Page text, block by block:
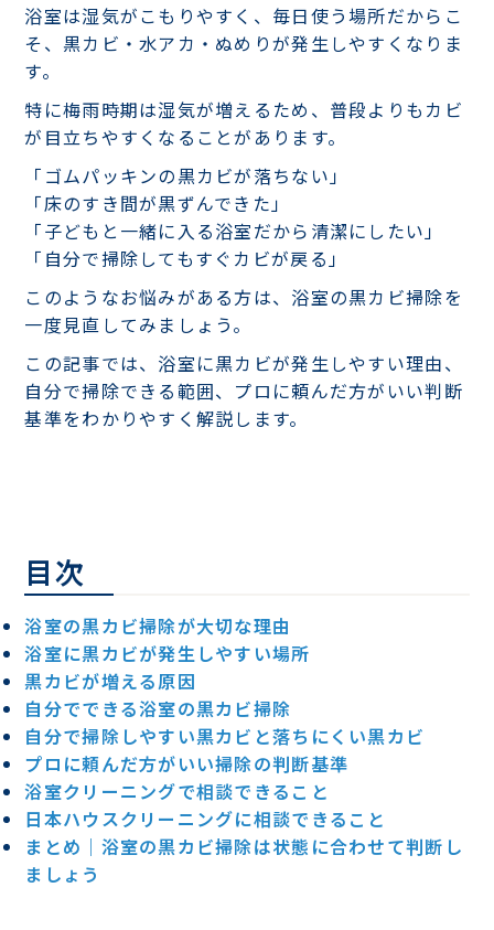
浴室は湿気がこもりやすく、毎日使う場所だからこ
そ、黒カビ・水アカ・ぬめりが発生しやすくなりま
す。
特に梅雨時期は湿気が増えるため、普段よりもカビ
が目立ちやすくなることがあります。
「ゴムパッキンの黒カビが落ちない」
「床のすき間が黒ずんできた」
「子どもと一緒に入る浴室だから清潔にしたい」
「自分で掃除してもすぐカビが戻る」
このようなお悩みがある方は、浴室の黒カビ掃除を
一度見直してみましょう。
この記事では、浴室に黒カビが発生しやすい理由、
自分で掃除できる範囲、プロに頼んだ方がいい判断
基準をわかりやすく解説します。
目次
浴室の黒カビ掃除が大切な理由
浴室に黒カビが発生しやすい場所
黒カビが増える原因
自分でできる浴室の黒カビ掃除
自分で掃除しやすい黒カビと落ちにくい黒カビ
プロに頼んだ方がいい掃除の判断基準
浴室クリーニングで相談できること
日本ハウスクリーニングに相談できること
まとめ｜浴室の黒カビ掃除は状態に合わせて判断し
ましょう